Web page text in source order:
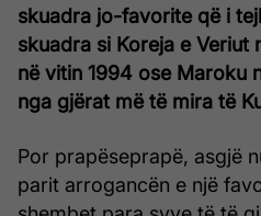
skuadra jo-favorite që i
skuadra si Koreja e Veriut
në vitin 1994 ose Maroku
nga gjërat më të mira të
Por prapëseprapë, asgjë
parit arrogancën e një